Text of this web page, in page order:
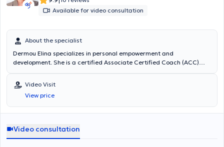
Available for video consultation
About the specialist
Dermou Elina specializes in personal empowerment and
development. She is a certified Associate Certified Coach (ACC)
certifications as an NLP Master Practitioner (Neuro-Linguistic
Programming) and Mindfulness Coaching. She has extensive
experience in the coaching field and has worked with individuals
from various professional backgrounds, focusing on each person's
enhancement to help them discover their potential and achieve their
goals. Through various tools and methods, confidence is
Video Visit
View price
Video consultation